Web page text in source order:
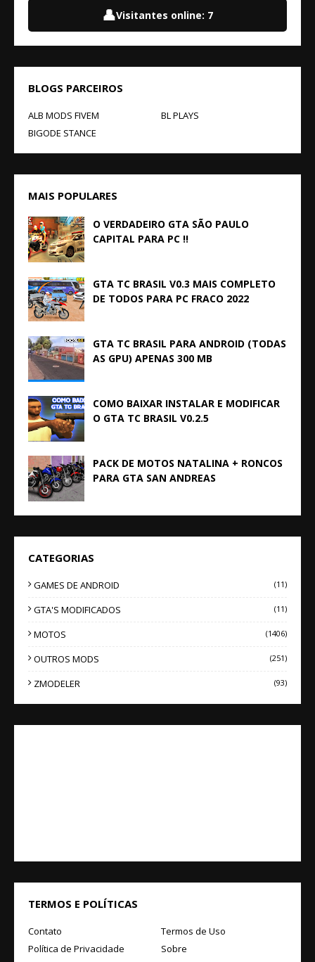
👤Visitantes online: 7
BLOGS PARCEIROS
ALB MODS FIVEM
BL PLAYS
BIGODE STANCE
MAIS POPULARES
O VERDADEIRO GTA SÃO PAULO
CAPITAL PARA PC !!
GTA TC BRASIL V0.3 MAIS COMPLETO
DE TODOS PARA PC FRACO 2022
GTA TC BRASIL PARA ANDROID (TODAS
AS GPU) APENAS 300 MB
COMO BAIXAR INSTALAR E MODIFICAR
O GTA TC BRASIL V0.2.5
PACK DE MOTOS NATALINA + RONCOS
PARA GTA SAN ANDREAS
CATEGORIAS
GAMES DE ANDROID (11)
GTA'S MODIFICADOS (11)
MOTOS (1406)
OUTROS MODS (251)
ZMODELER (93)
TERMOS E POLÍTICAS
Contato
Termos de Uso
Política de Privacidade
Sobre